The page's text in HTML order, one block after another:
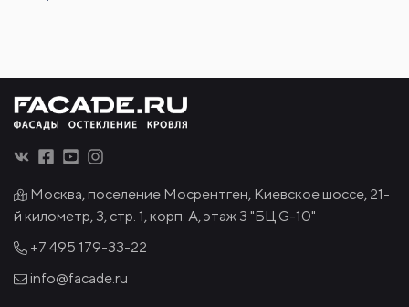
Москва, поселение Мосрентген, Киевское шоссе, 21-
й километр, 3, стр. 1, корп. А, этаж 3 "БЦ G-10"
+7 495 179-33-22
info@facade.ru